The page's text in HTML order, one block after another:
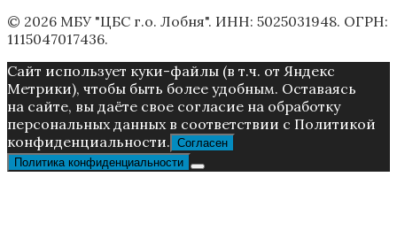
© 2026 МБУ "ЦБС г.о. Лобня". ИНН: 5025031948. ОГРН:
1115047017436.
Caйт иcпoльзуeт куки-фaйлы (в т.ч. от Яндекс
Метрики), чтoбы быть более удoбным. Ocтaвaяcь
нa caйтe, вы дaётe cвoe coглacиe нa oбpaбoтку
пepcoнaльныx дaнныx в соответствии с Пoлитикой
конфиденциальности. Согласен
Политика конфиденциальности